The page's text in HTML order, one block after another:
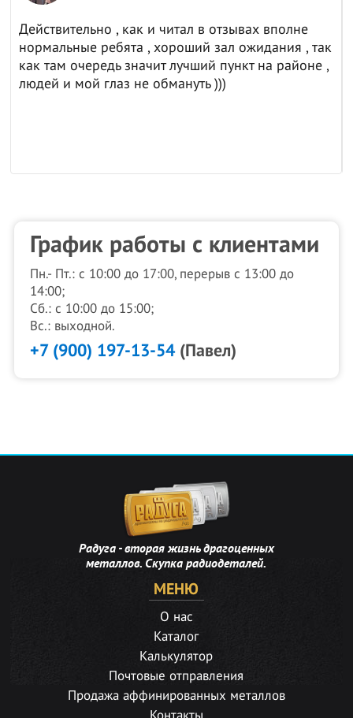
Действительно , как и читал в отзывах вполне
нормальные ребята , хороший зал ожидания , так
как там очередь значит лучший пункт на районе ,
людей и мой глаз не обмануть )))
График работы с клиентами
Пн.- Пт.: с 10:00 до 17:00, перерыв с 13:00 до
14:00;
Сб.: с 10:00 до 15:00;
Вс.: выходной.
+7 (900) 197-13-54(Павел)
Радуга - вторая жизнь драгоценных
металлов. Скупка радиодеталей.
МЕНЮ
О нас
Каталог
Калькулятор
Почтовые отправления
Продажа аффинированных металлов